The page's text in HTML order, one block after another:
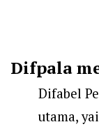
Difpala
Difabel
utama,